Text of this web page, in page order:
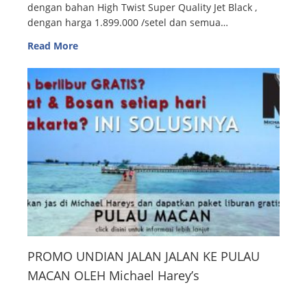
dengan bahan High Twist Super Quality Jet Black ,
dengan harga 1.899.000 /setel dan semua…
Read More
PROMO UNDIAN JALAN JALAN KE PULAU
MACAN OLEH Michael Harey’s